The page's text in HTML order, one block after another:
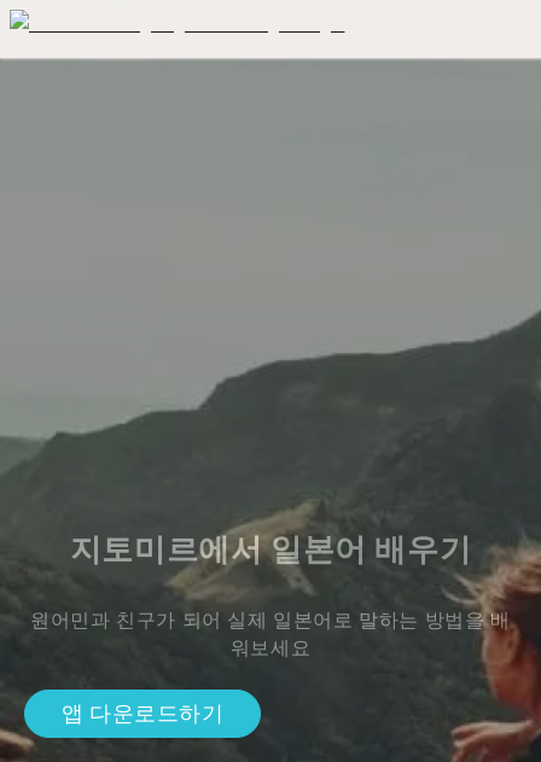
지토미르에서 일본어 배우기
원어민과 친구가 되어 실제 일본어로 말하는 방법을 배
워보세요
앱 다운로드하기